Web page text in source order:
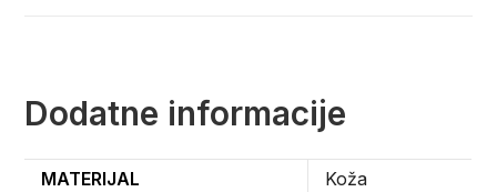
Dodatne informacije
MATERIJAL
Koža